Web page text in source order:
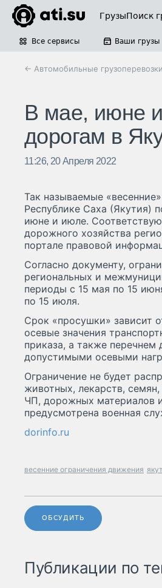
ГрузыПоиск
Все сервисы Ваши грузы
← Автомобильные грузоперевозки
В мае, июне и
дорогам в
11:26, 20 Апреля 2022
Так называемые
Республике Саха (Якутия)
июне и июле.
дорожного хозяйства
портале правовой
Согласно документу,
региональных и
периоды с 15 мая по 15
по 15 июля.
Срок «просушки» зависит
осевые значения
приказа, а также перечнем
допустимыми осевыми
Ограничение не будет
животных, лекарств,
ЧП, дорожных материалов
предусмотрена военная
dorinfo.ru
весенние ограничения движения
ОБСУДИТЬ
Публикации по